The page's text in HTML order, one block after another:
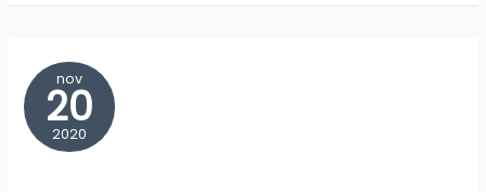
3:
Custom
Kussen
t.w.v.
€39,95
nov
20
2020